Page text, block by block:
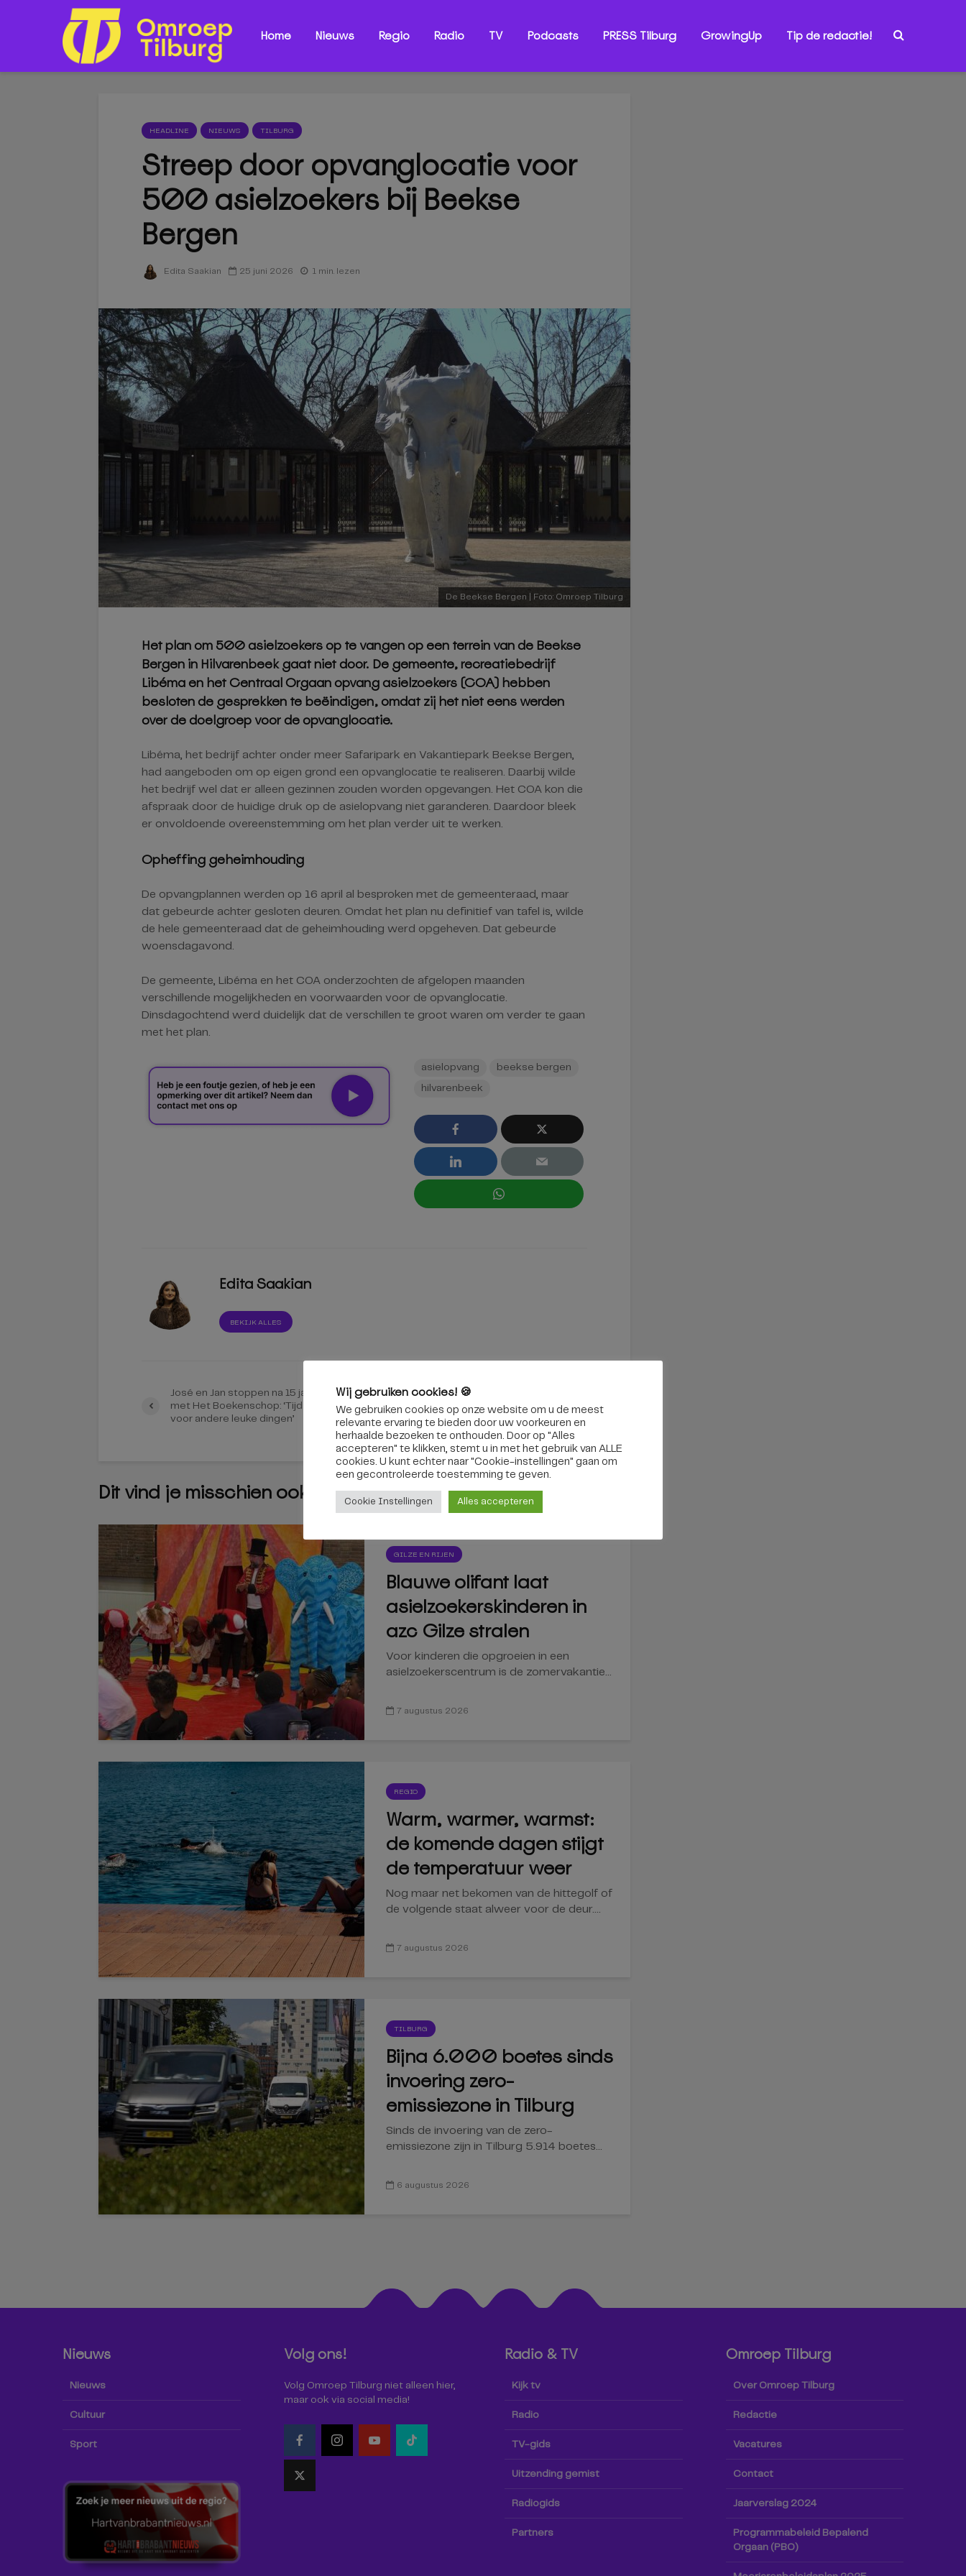
Home Nieuws Regio Radio TV Podcasts PRESS Tilburg GrowingUp Tip de redactie!
HEADLINE NIEUWS TILBURG
Streep door opvanglocatie voor
500 asielzoekers bij Beekse
Bergen
Edita Saakian 25 juni 2026 1 min. lezen
De Beekse Bergen | Foto: Omroep Tilburg
Het plan om 500 asielzoekers op te vangen op een terrein van de Beekse
Bergen in Hilvarenbeek gaat niet door. De gemeente, recreatiebedrijf
Libéma en het Centraal Orgaan opvang asielzoekers (COA) hebben
besloten de gesprekken te beëindigen, omdat zij het niet eens werden
over de doelgroep voor de opvanglocatie.
Libéma, het bedrijf achter onder meer Safaripark en Vakantiepark Beekse Bergen,
had aangeboden om op eigen grond een opvanglocatie te realiseren. Daarbij wilde
het bedrijf wel dat er alleen gezinnen zouden worden opgevangen. Het COA kon die
afspraak door de huidige druk op de asielopvang niet garanderen. Daardoor bleek
er onvoldoende overeenstemming om het plan verder uit te werken.
Opheffing geheimhouding
De opvangplannen werden op 16 april al besproken met de gemeenteraad, maar
dat gebeurde achter gesloten deuren. Omdat het plan nu definitief van tafel is, wilde
de hele gemeenteraad dat de geheimhouding werd opgeheven. Dat gebeurde
woensdagavond.
De gemeente, Libéma en het COA onderzochten de afgelopen maanden
verschillende mogelijkheden en voorwaarden voor de opvanglocatie.
Dinsdagochtend werd duidelijk dat de verschillen te groot waren om verder te gaan
met het plan.
asielopvang beekse bergen
hilvarenbeek
Edita Saakian
BEKIJK ALLES
José en Jan stoppen na 15 jaar
met Het Boekenschop: ‘Tijd
voor andere leuke dingen’
Nieuwe hoogspanningslijn loopt
dwars door natuurgebied: ‘Het
is hard nodig’
Dit vind je misschien ook interessant
GILZE EN RIJEN
Blauwe olifant laat
asielzoekerskinderen in
azc Gilze stralen
Voor kinderen die opgroeien in een
asielzoekerscentrum is de zomervakantie...
7 augustus 2026
REGIO
Warm, warmer, warmst:
de komende dagen stijgt
de temperatuur weer
Nog maar net bekomen van de hittegolf of
de volgende staat alweer voor de deur....
7 augustus 2026
TILBURG
Bijna 6.000 boetes sinds
invoering zero-
emissiezone in Tilburg
Sinds de invoering van de zero-
emissiezone zijn in Tilburg 5.914 boetes...
6 augustus 2026
Nieuws
Nieuws
Cultuur
Sport
Volg ons!
Volg Omroep Tilburg niet alleen hier,
maar ook via social media!
Radio & TV
Kijk tv
Radio
TV-gids
Uitzending gemist
Radiogids
Partners
Omroep Tilburg
Over Omroep Tilburg
Redactie
Vacatures
Contact
Jaarverslag 2024
Programmabeleid Bepalend
Orgaan (PBO)
Wij gebruiken cookies! 🍪
We gebruiken cookies op onze website om u de meest
relevante ervaring te bieden door uw voorkeuren en
herhaalde bezoeken te onthouden. Door op "Alles
accepteren" te klikken, stemt u in met het gebruik van ALLE
cookies. U kunt echter naar "Cookie-instellingen" gaan om
een ​​gecontroleerde toestemming te geven.
Cookie Instellingen Alles accepteren